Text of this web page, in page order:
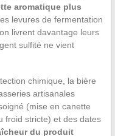
aromatique plus
levures de fermentation
livrent davantage leurs
sulfité ne vient
chimique, la bière
artisanales
(mise en canette
froid stricte) et des dates
du produit